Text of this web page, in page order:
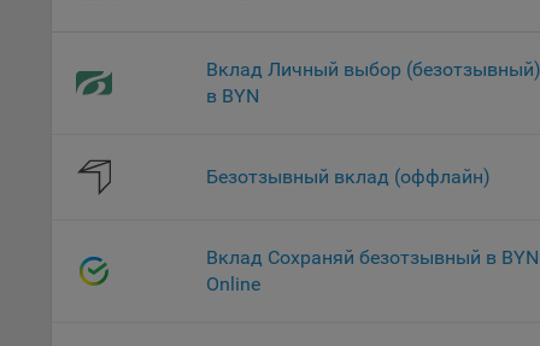
Вклад Личный выбор (безотзывный)
в BYN
Безотзывный вклад (оффлайн)
Вклад Сохраняй безотзывный в BYN
Online